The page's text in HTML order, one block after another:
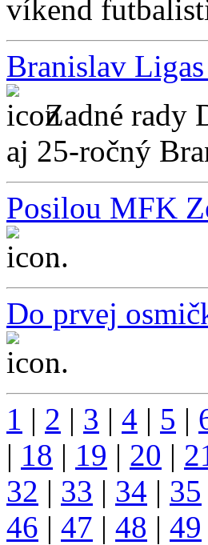
víkend
Branislav
Zadné rady
aj 25-ročný
Posilou MFK
...
Do prvej
...
1 | 2 | 3 | 4 | 5 |
| 18 | 19 | 20 |
32 | 33 | 34 | 35
46 | 47 | 48 | 49